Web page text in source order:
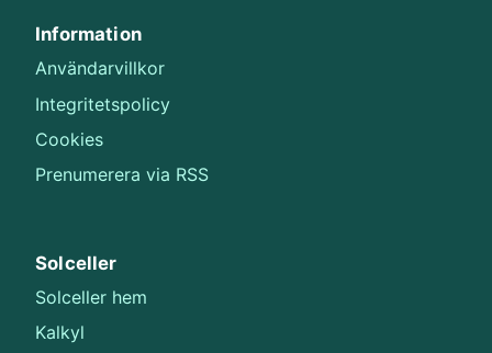
Information
Användarvillkor
Integritetspolicy
Cookies
Prenumerera via RSS
Solceller
Solceller hem
Kalkyl